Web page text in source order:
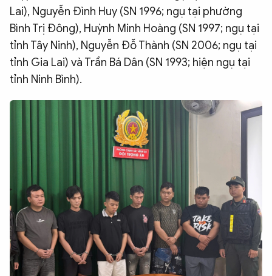
Lai), Nguyễn Đình Huy (SN 1996; ngụ tại phường
Bình Trị Đông), Huỳnh Minh Hoàng (SN 1997; ngụ tại
tỉnh Tây Ninh), Nguyễn Đỗ Thành (SN 2006; ngụ tại
tỉnh Gia Lai) và Trần Bá Dân (SN 1993; hiện ngụ tại
tỉnh Ninh Bình).